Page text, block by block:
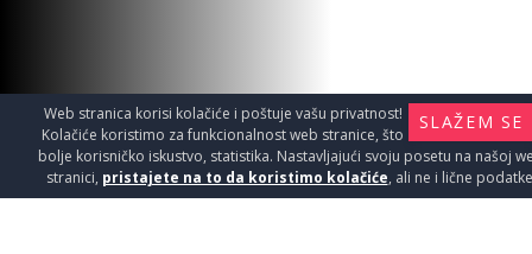
SLAŽEM SE
Web stranica korisi kolačiće i poštuje vašu privatnost!
Kolačiće koristimo za funkcionalnost web stranice, što
bolje korisničko iskustvo, statistika. Nastavljajući svoju posetu na našoj
stranici, pristajete na to da koristimo kolačiće, ali ne i lične